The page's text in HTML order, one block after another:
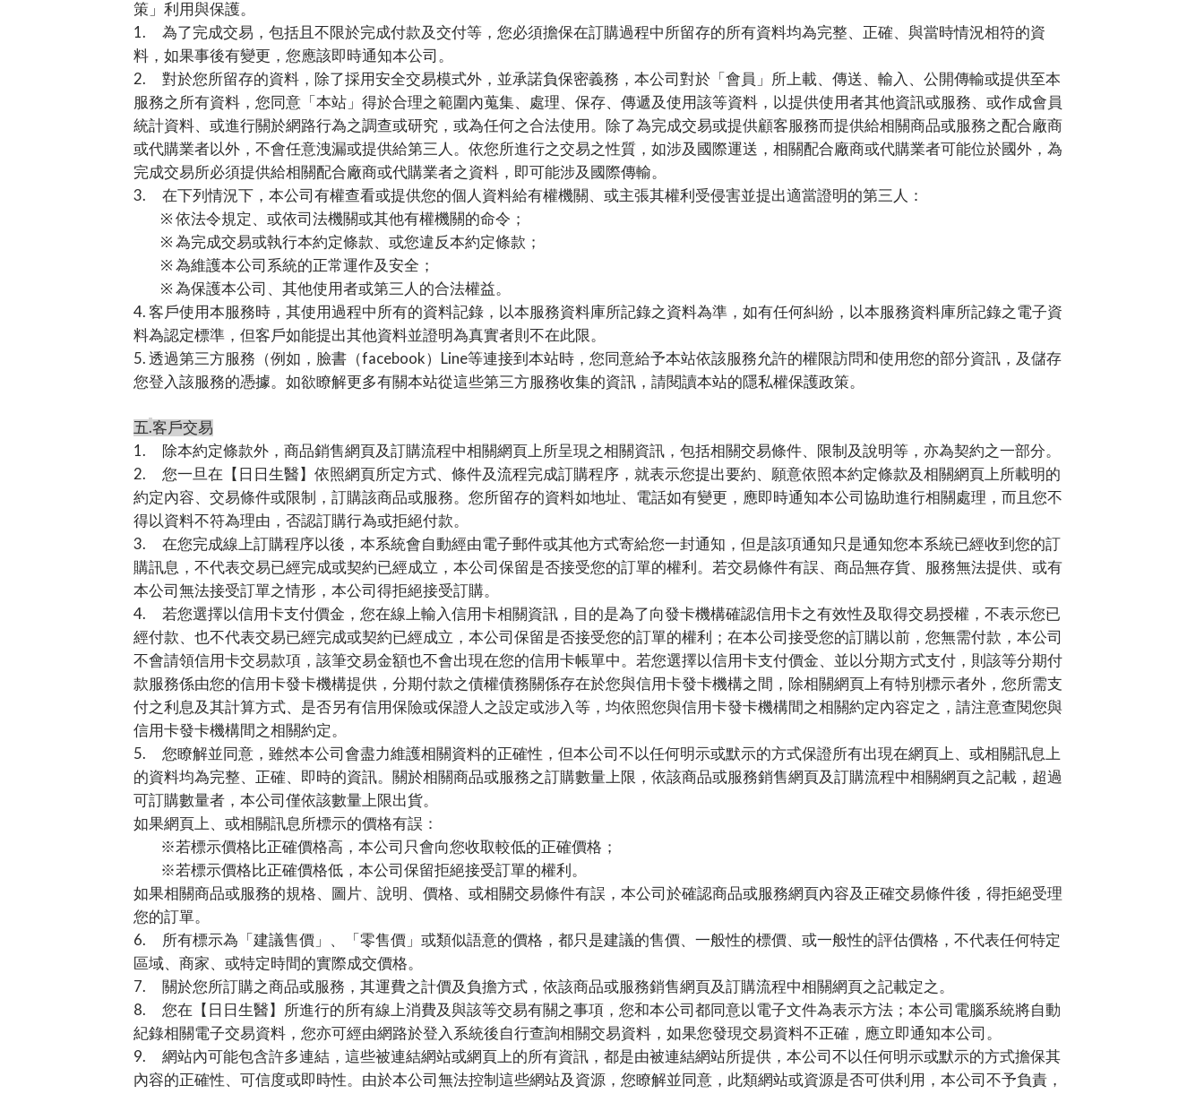
策 」利用與保護。
1. 為了完成交易，包括且不限於完成付款及交付等，您必須擔保在訂購過程中所留存的所有資料均為完整、正確、與當時情況相符的資
料，如果事後有變更，您應該即時通知本公司。
2. 對於您所留存的資料，除了採用安全交易模式外，並承諾負保密義務，本公司對於「會員」所上載、傳送、輸入、公開傳輸或提供至本
服務之所有資料，您同意「本站」得於合理之範圍內蒐集、處理、保存、傳遞及使用該等資料，以提供使用者其他資訊或服務、或作成會員
統計資料、或進行關於網路行為之調查或研究，或為任何之合法使用。除了為完成交易或提供顧客服務而提供給相關商品或服務之配合廠商
或代購業者以外，不會任意洩漏或提供給第三人。依您所進行之交易之性質，如涉及國際運送，相關配合廠商或代購業者可能位於國外，為
完成交易所必須提供給相關配合廠商或代購業者之資料，即可能涉及國際傳輸。
3. 在下列情況下，本公司有權查看或提供您的個人資料給有權機關、或主張其權利受侵害並提出適當證明的第三人：
※ 依法令規定、或依司法機關或其他有權機關的命令；
※ 為完成交易或執行本約定條款、或您違反本約定條款；
※ 為維護本公司系統的正常運作及安全；
※ 為保護本公司、其他使用者或第三人的合法權益。
4. 客戶使用本服務時，其使用過程中所有的資料記錄，以本服務資料庫所記錄之資料為準，如有任何糾紛，以本服務資料庫所記錄之電子資
料為認定標準，但客戶如能提出其他資料並證明為真實者則不在此限。
5. 透過第三方服務（例如，臉書（facebook） Line等連接到本站時，您同意給予本站依該服務允許的權限訪問和使用您的部分資訊，及儲存
您登入該服務的憑據。如欲瞭解更多有關本站從這些第三方服務收集的資訊，請閱讀本站的隱私權保護政策。
五.客戶交易
1. 除本約定條款外，商品銷售網頁及訂購流程中相關網頁上所呈現之相關資訊，包括相關交易條件、限制及說明等，亦為契約之一部分。
2. 您一旦在【日日生醫】依照網頁所定方式、條件及流程完成訂購程序，就表示您提出要約、願意依照本約定條款及相關網頁上所載明的
約定內容、交易條件或限制，訂購該商品或服務。您所留存的資料如地址、電話如有變更，應即時通知本公司協助進行相關處理，而且您不
得以資料不符為理由，否認訂購行為或拒絕付款。
3. 在您完成線上訂購程序以後，本系統會自動經由電子郵件或其他方式寄給您一封通知，但是該項通知只是通知您本系統已經收到您的訂
購訊息，不代表交易已經完成或契約已經成立，本公司保留是否接受您的訂單的權利。若交易條件有誤、商品無存貨、服務無法提供、或有
本公司無法接受訂單之情形，本公司得拒絕接受訂購。
4. 若您選擇以信用卡支付價金，您在線上輸入信用卡相關資訊，目的是為了向發卡機構確認信用卡之有效性及取得交易授權，不表示您已
經付款、也不代表交易已經完成或契約已經成立，本公司保留是否接受您的訂單的權利；在本公司接受您的訂購以前，您無需付款，本公司
不會請領信用卡交易款項，該筆交易金額也不會出現在您的信用卡帳單中。若您選擇以信用卡支付價金、並以分期方式支付，則該等分期付
款服務係由您的信用卡發卡機構提供，分期付款之債權債務關係存在於您與信用卡發卡機構之間，除相關網頁上有特別標示者外，您所需支
付之利息及其計算方式、是否另有信用保險或保證人之設定或涉入等，均依照您與信用卡發卡機構間之相關約定內容定之，請注意查閱您與
信用卡發卡機構間之相關約定。
5. 您瞭解並同意，雖然本公司會盡力維護相關資料的正確性，但本公司不以任何明示或默示的方式保證所有出現在網頁上、或相關訊息上
的資料均為完整、正確、即時的資訊。關於相關商品或服務之訂購數量上限，依該商品或服務銷售網頁及訂購流程中相關網頁之記載，超過
可訂購數量者，本公司僅依該數量上限出貨。
如果網頁上、或相關訊息所標示的價格有誤：
※若標示價格比正確價格高，本公司只會向您收取較低的正確價格；
※若標示價格比正確價格低，本公司保留拒絕接受訂單的權利。
如果相關商品或服務的規格、圖片、說明、價格、或相關交易條件有誤，本公司於確認商品或服務網頁內容及正確交易條件後，得拒絕受理
您的訂單。
6.
所有標示為「建議售價」、「零售價」或類似語意的價格，都只是建議的售價、一般性的標價、或一般性的評估價格，不代表任何特定
區域、商家、或特定時間的實際成交價格。
7. 關於您所訂購之商品或服務，其運費之計價及負擔方式，依該商品或服務銷售網頁及訂購流程中相關網頁之記載定之。
8. 您在【日日生醫】所進行的所有線上消費及與該等交易有關之事項，您和本公司都同意以電子文件為表示方法；本公司電腦系統將自動
紀錄相關電子交易資料，您亦可經由網路於登入系統後自行查詢相關交易資料，如果您發現交易資料不正確，應立即通知本公司。
9. 網站內可能包含許多連結，這些被連結網站或網頁上的所有資訊，都是由被連結網站所提供，本公司不以任何明示或默示的方式擔保其
內容的正確性、可信度或即時性。由於本公司無法控制這些網站及資源，您瞭解並同意，此類網站或資源是否可供利用，本公司不予負責，